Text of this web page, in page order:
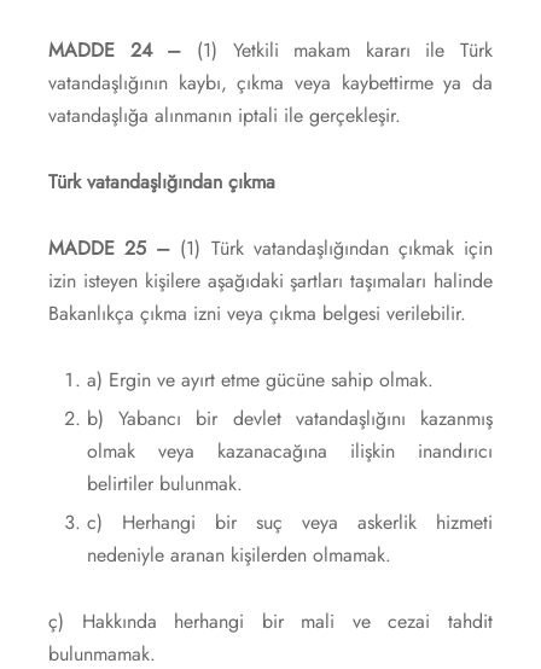
MADDE 24 – (1) Yetkili makam kararı ile Türk
vatandaşlığının kaybı, çıkma veya kaybettirme ya da
vatandaşlığa alınmanın iptali ile gerçekleşir.
Türk vatandaşlığından çıkma
MADDE 25 – (1) Türk vatandaşlığından çıkmak için
izin isteyen kişilere aşağıdaki şartları taşımaları halinde
Bakanlıkça çıkma izni veya çıkma belgesi verilebilir.
a) Ergin ve ayırt etme gücüne sahip olmak.
b) Yabancı bir devlet vatandaşlığını kazanmış
olmak veya kazanacağına ilişkin inandırıcı
belirtiler bulunmak.
c) Herhangi bir suç veya askerlik hizmeti
nedeniyle aranan kişilerden olmamak.
ç) Hakkında herhangi bir mali ve cezai tahdit
bulunmamak.